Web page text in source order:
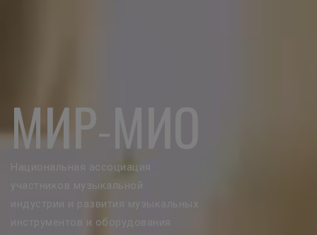
МИР- МИО
Национальная ассоциация
участников музыкальной
индустрии и развития музыкальных
инструментов и оборудования